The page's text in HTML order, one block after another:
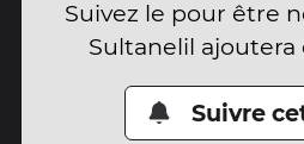
Suivez le pour être
Sultanelil
Suivre